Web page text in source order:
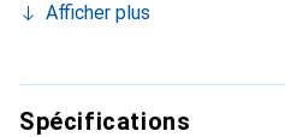
chic et essentiel de votre
haute qualité et constitue un
exigeante.
Afficher plus
Spécifications